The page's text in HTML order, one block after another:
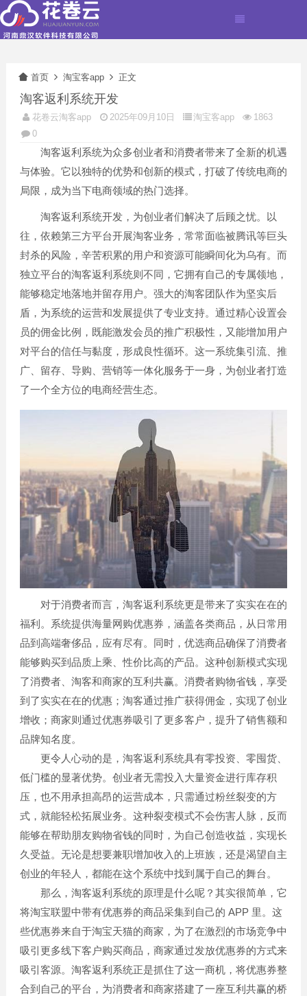
首页 淘宝客app 正文
淘客返利系统开发
花卷云淘客app 2025年09月10日 淘宝客app
1863
0
淘客返利系统为众多创业者和消费者带来了全新的机遇
与体验。它以独特的优势和创新的模式，打破了传统电商的
局限，成为当下电商领域的热门选择。
淘客返利系统开发，为创业者们解决了后顾之忧。以
往，依赖第三方平台开展淘客业务，常常面临被腾讯等巨头
封杀的风险，辛苦积累的用户和资源可能瞬间化为乌有。而
独立平台的淘客返利系统则不同，它拥有自己的专属领地，
能够稳定地落地并留存用户。强大的淘客团队作为坚实后
盾，为系统的运营和发展提供了专业支持。通过精心设置会
员的佣金比例，既能激发会员的推广积极性，又能增加用户
对平台的信任与黏度，形成良性循环。这一系统集引流、推
广、留存、导购、营销等一体化服务于一身，为创业者打造
了一个全方位的电商经营生态。
对于消费者而言，淘客返利系统更是带来了实实在在的
福利。系统提供海量网购优惠券，涵盖各类商品，从日常用
品到高端奢侈品，应有尽有。同时，优选商品确保了消费者
能够购买到品质上乘、性价比高的产品。这种创新模式实现
了消费者、淘客和商家的互利共赢。消费者购物省钱，享受
到了实实在在的优惠；淘客通过推广获得佣金，实现了创业
增收；商家则通过优惠券吸引了更多客户，提升了销售额和
品牌知名度。
更令人心动的是，淘客返利系统具有零投资、零囤货、
低门槛的显著优势。创业者无需投入大量资金进行库存积
压，也不用承担高昂的运营成本，只需通过粉丝裂变的方
式，就能轻松拓展业务。这种裂变模式不会伤害人脉，反而
能够在帮助朋友购物省钱的同时，为自己创造收益，实现长
久受益。无论是想要兼职增加收入的上班族，还是渴望自主
创业的年轻人，都能在这个系统中找到属于自己的舞台。
那么，淘客返利系统的原理是什么呢？其实很简单，它
将淘宝联盟中带有优惠券的商品采集到自己的 APP 里。这
些优惠券来自于淘宝天猫的商家，为了在激烈的市场竞争中
吸引更多线下客户购买商品，商家通过发放优惠券的方式来
吸引客源。淘客返利系统正是抓住了这一商机，将优惠券整
合到自己的平台，为消费者和商家搭建了一座互利共赢的桥